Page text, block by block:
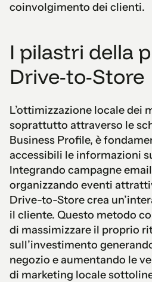
coinvolgimento dei clienti.
I pilastri della
Drive-to-Store
L’ottimizzazione locale dei
soprattutto attraverso le
Business Profile, è
accessibili le informazioni
Integrando campagne
organizzando eventi
Drive-to-Store crea
il cliente. Questo metodo
di massimizzare il proprio
sull’investimento
negozio e aumentando le
di marketing locale